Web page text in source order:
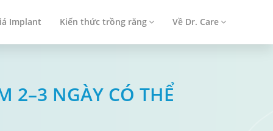
Implant Kiến thức trồng răng Về Dr. Care
2–3 NGÀY CÓ THỂ